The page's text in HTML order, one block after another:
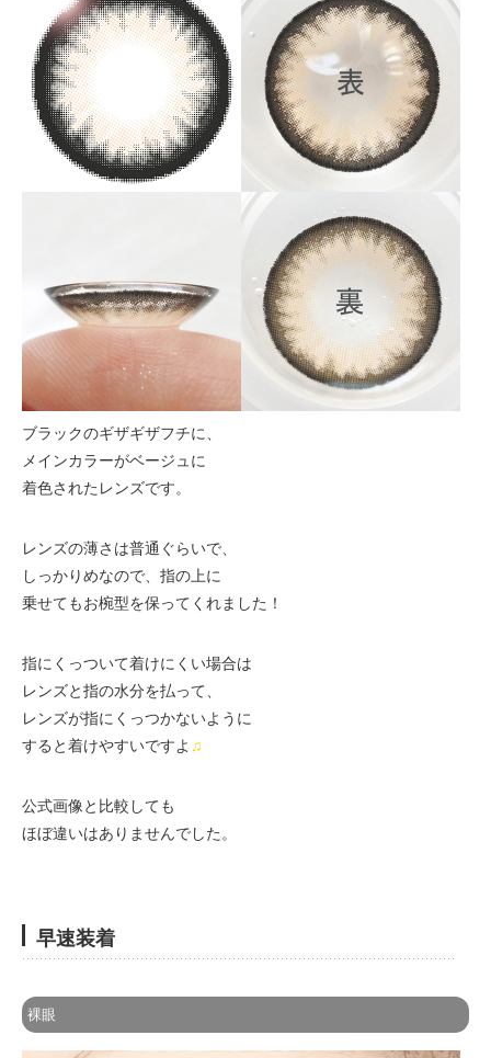
ブラックのギザギザフチに、
メインカラーがベージュに
着色されたレンズです。
レンズの薄さは普通ぐらいで、
しっかりめなので、指の上に
乗せてもお椀型を保ってくれました！
指にくっついて着けにくい場合は
レンズと指の水分を払って、
レンズが指にくっつかないように
すると着けやすいですよ ♫
公式画像と比較しても
ほぼ違いはありませんでした。
早速装着
裸眼